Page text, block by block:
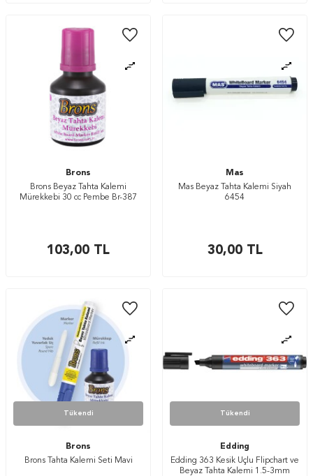
Brons
Brons Beyaz Tahta Kalemi
Mürekkebi 30 cc Pembe Br-387
103,00 TL
Mas
Mas Beyaz Tahta Kalemi Siyah
6454
30,00TL
Tükendi
Brons
Brons Tahta Kalemi Seti Mavi
Tükendi
Edding
Edding 363 Kesik Uçlu Flipchart ve
Beyaz Tahta Kalemi 1.5-3mm